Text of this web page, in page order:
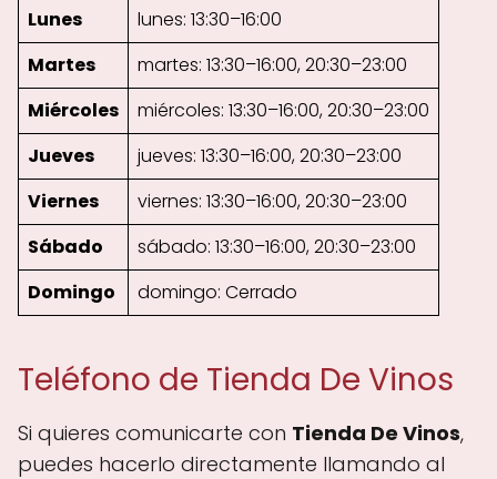
Lunes
lunes: 13:30–16:00
Martes
martes: 13:30–16:00, 20:30–23:00
Miércoles
miércoles: 13:30–16:00, 20:30–23:00
Jueves
jueves: 13:30–16:00, 20:30–23:00
Viernes
viernes: 13:30–16:00, 20:30–23:00
Sábado
sábado: 13:30–16:00, 20:30–23:00
Domingo
domingo: Cerrado
Teléfono de Tienda De Vinos
Si quieres comunicarte con Tienda De Vinos,
puedes hacerlo directamente llamando al